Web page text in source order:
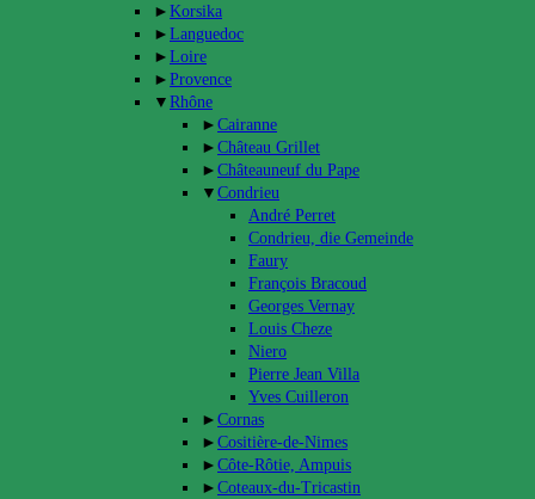
► Korsika
► Languedoc
► Loire
► Provence
▼ Rhône
► Cairanne
► Château Grillet
► Châteauneuf du Pape
▼ Condrieu
André Perret
Condrieu, die Gemeinde
Faury
François Bracoud
Georges Vernay
Louis Cheze
Niero
Pierre Jean Villa
Yves Cuilleron
► Cornas
► Cositière-de-Nimes
► Côte-Rôtie, Ampuis
► Coteaux-du-Tricastin